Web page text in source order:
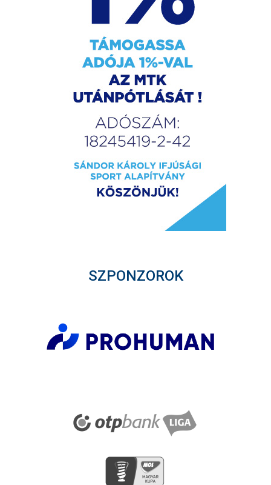
SZPONZOROK